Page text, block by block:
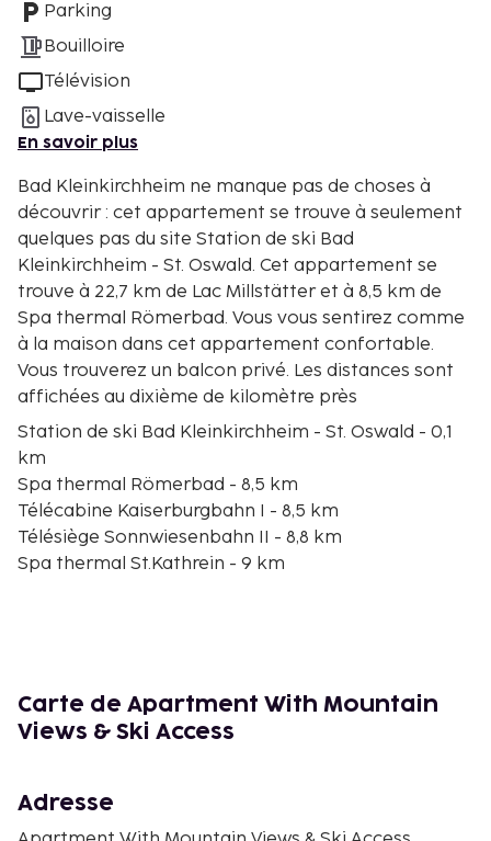
Parking
Bouilloire
Télévision
Lave-vaisselle
En savoir plus
Bad Kleinkirchheim ne manque pas de choses à
découvrir : cet appartement se trouve à seulement
quelques pas du site Station de ski Bad
Kleinkirchheim - St. Oswald. Cet appartement se
trouve à 22,7 km de Lac Millstätter et à 8,5 km de
Spa thermal Römerbad. Vous vous sentirez comme
à la maison dans cet appartement confortable.
Vous trouverez un balcon privé. Les distances sont
affichées au dixième de kilomètre près
Station de ski Bad Kleinkirchheim - St. Oswald - 0,1
km
Spa thermal Römerbad - 8,5 km
Télécabine Kaiserburgbahn I - 8,5 km
Télésiège Sonnwiesenbahn II - 8,8 km
Spa thermal St.Kathrein - 9 km
Télésiège Strohsackbahn - 11,6 km
Télécabine Kaiserburgbahn II - 11,9 km
Parc animalier Alpen Wildpark - 16,6 km
Parc national de Nockberge - 16,7 km
Carte de Apartment With Mountain
Views & Ski Access
Adresse